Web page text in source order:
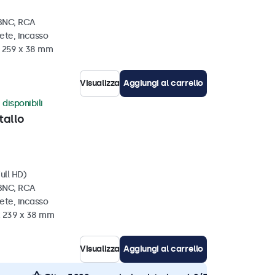
RCA
incasso
x 38 mm
Visualizza Aggiungi al carrello
disponibili
HD)
RCA
incasso
x 38 mm
Visualizza Aggiungi al carrello